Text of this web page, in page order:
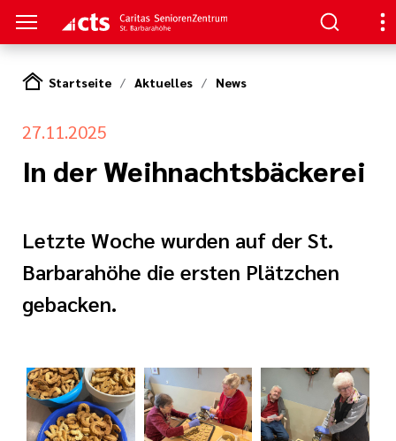
der cts
Pflege
Jahr
Startseite Aktuelles News
27.11.2025
In der Weihnachtsbäckerei
Letzte Woche wurden auf der St.
Barbarahöhe die ersten Plätzchen
gebacken.